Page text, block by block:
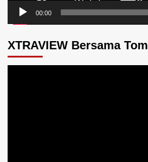
00:00
XTRAVIEW Bersama